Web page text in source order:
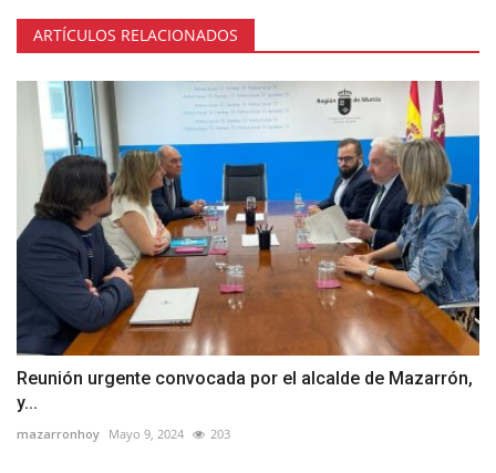
ARTÍCULOS RELACIONADOS
Reunión urgente convocada por el alcalde de Mazarrón,
y...
mazarronhoy Mayo 9, 2024 203